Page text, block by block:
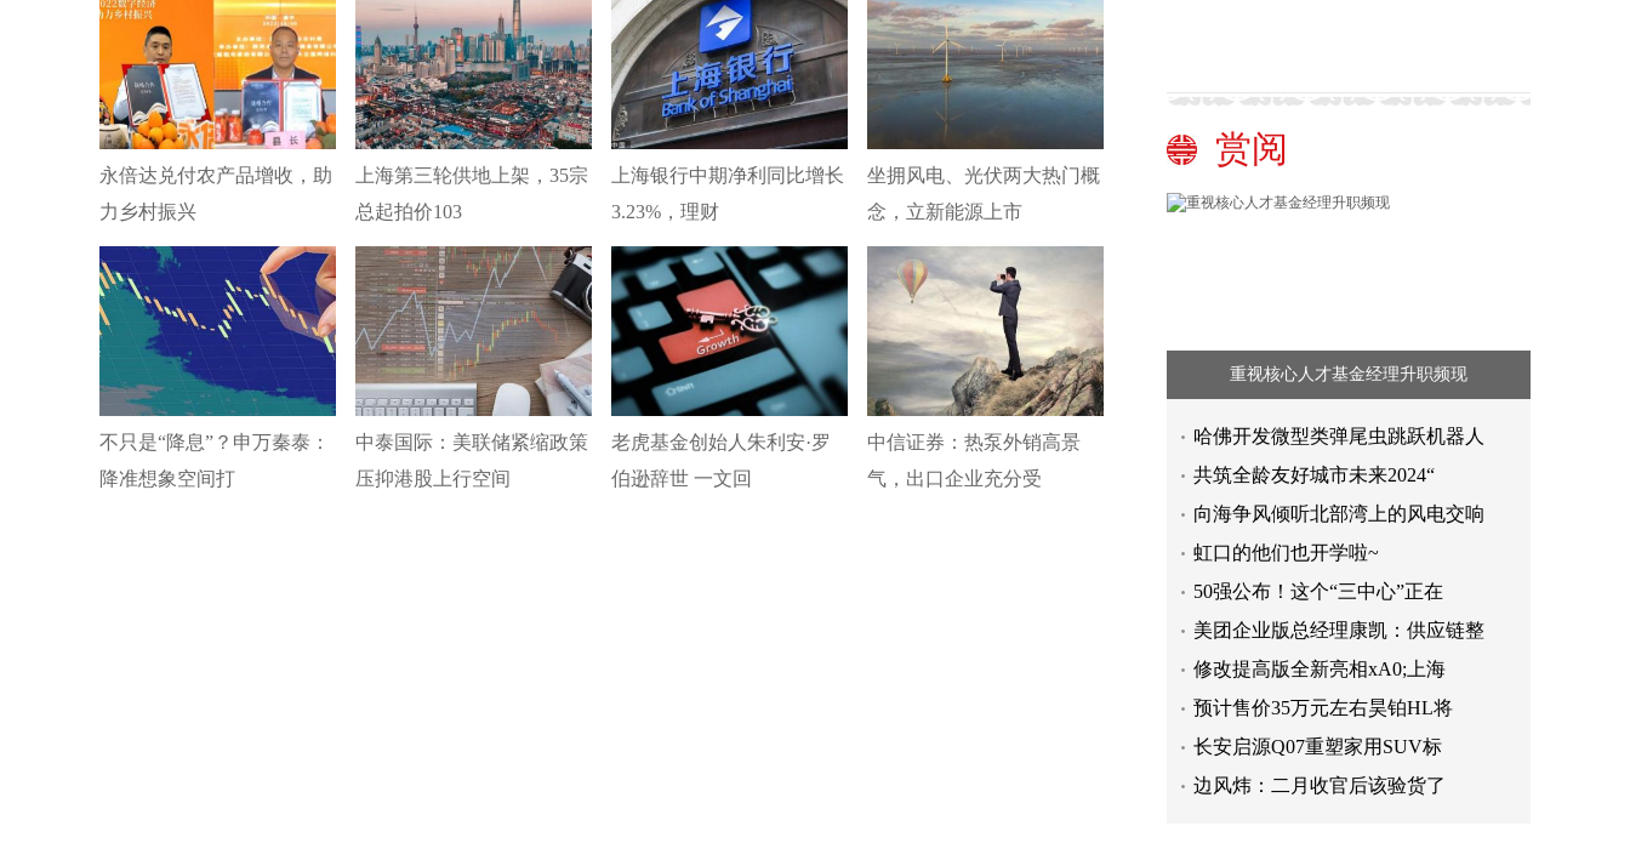
永倍达兑付农产品增收，助
力乡村振兴
上海第三轮供地上架，35宗
总起拍价103
上海银行中期净利同比增长
3.23%，理财
坐拥风电、光伏两大热门概
念，立新能源上市
不只是“降息”？申万秦泰：
降准想象空间打
中泰国际：美联储紧缩政策
压抑港股上行空间
老虎基金创始人朱利安·罗
伯逊辞世 一文回
中信证券：热泵外销高景
气，出口企业充分受
赏阅
重视核心人才基金经理升职频现
哈佛开发微型类弹尾虫跳跃机器人
共筑全龄友好城市未来2024“
向海争风倾听北部湾上的风电交响
虹口的他们也开学啦~
50强公布！这个“三中心”正在
美团企业版总经理康凯：供应链整
修改提高版全新亮相xA0;上海
预计售价35万元左右昊铂HL将
长安启源Q07重塑家用SUV标
边风炜：二月收官后该验货了